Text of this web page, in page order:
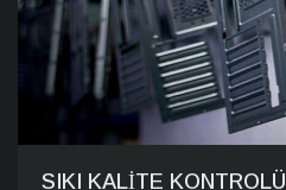
SIKI KALITE KONTROLÜ